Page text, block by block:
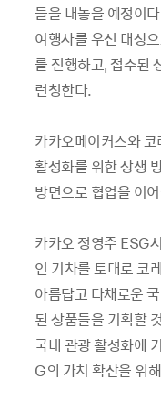
들을 내놓을 예정이
여행사를 우선 대상
를 진행하고, 접수된
런칭한다.
카카오메이커스와
활성화를 위한 상생
방면으로 협업을 이
카카오 정영주 ESG
인 기차를 토대로 코
아름답고 다채로운
된 상품들을 기획할
국내 관광 활성화에
G의 가치 확산을 위